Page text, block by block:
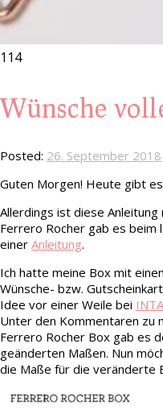
114
Wünsche
Posted: 26. September 2018
Guten Morgen! Heute gibt
Allerdings ist diese Anleitung
Ferrero Rocher gab es
einer Anleitung.
Ich hatte meine Box mit
Wünsche- bzw.
Idee vor einer Weile bei
Unter den Kommentaren
Ferrero Rocher Box gab es
geänderten Maßen. Nun
die Maße für die veränderte